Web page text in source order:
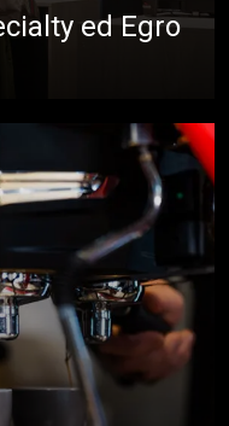
ed Egro